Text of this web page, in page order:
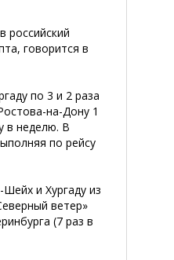
российский
говорится в
по 3 и 2 раза
на-Дону 1
в неделю. В
по рейсу
и Хургаду из
ветер»
(7 раз в